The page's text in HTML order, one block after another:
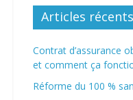
Articles récents
Contrat d’assurance
et comment ça
Réforme du 100 %